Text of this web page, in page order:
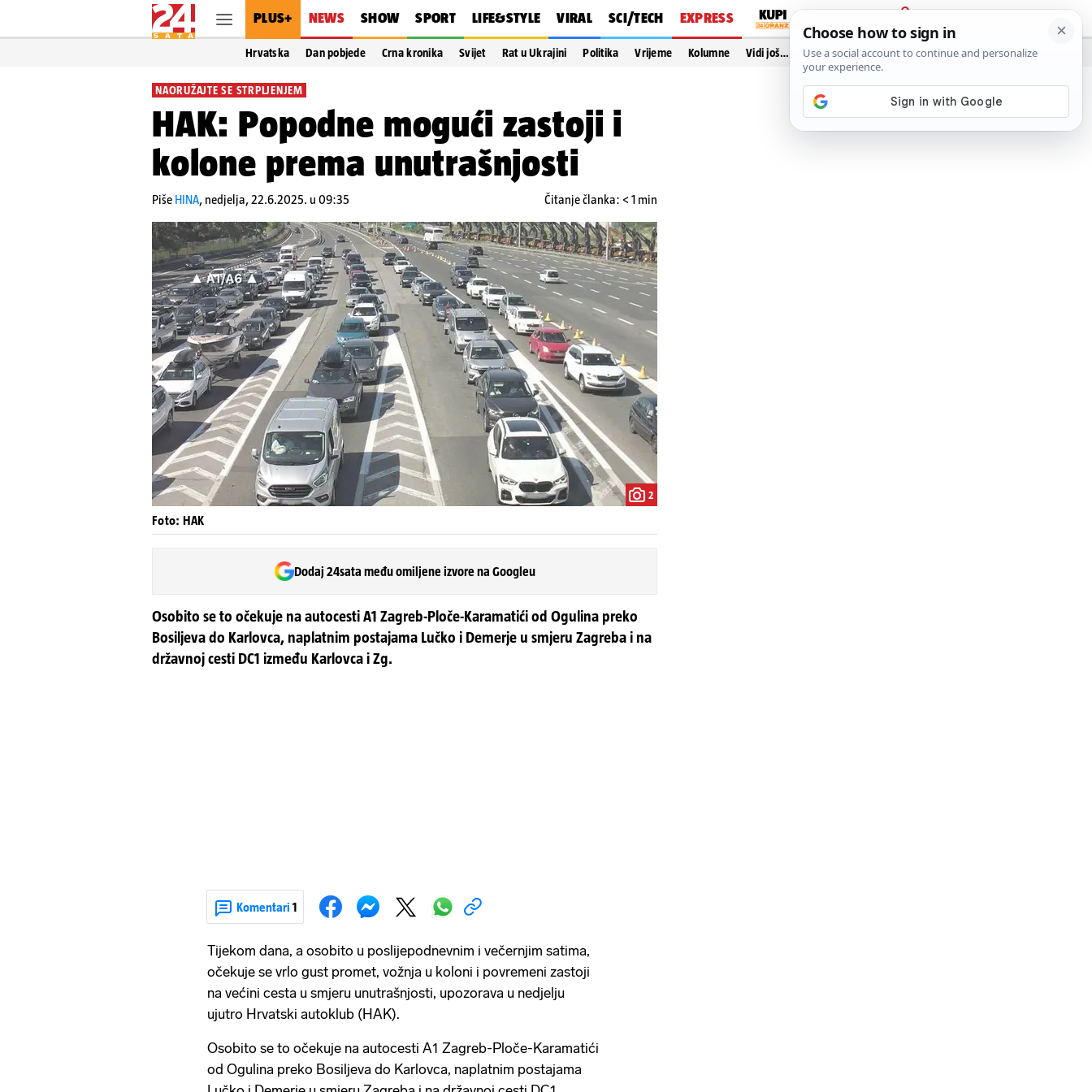
PLUS+ NEWS SHOW SPORT LIFE&STYLE VIRAL SCI/TECH EXPRESS
PRIJAVA
Hrvatska Dan pobjede Crna kronika Svijet Rat u Ukrajini Politika Vrijeme Kolumne Vidi još…
NAORUŽAJTE SE STRPLJENJEM
HAK: Popodne mogući zastoji i
kolone prema unutrašnjosti
Piše HINA, nedjelja, 22.6.2025. u 09:35 Čitanje članka: < 1 min
2
Foto: HAK
Dodaj 24sata među omiljene izvore na Googleu
Osobito se to očekuje na autocesti A1 Zagreb-Ploče-Karamatići od Ogulina preko
Bosiljeva do Karlovca, naplatnim postajama Lučko i Demerje u smjeru Zagreba i na
državnoj cesti DC1 između Karlovca i Zg.
Komentari 1
Tijekom dana, a osobito u poslijepodnevnim i večernjim satima,
očekuje se vrlo gust promet, vožnja u koloni i povremeni zastoji
na većini cesta u smjeru unutrašnjosti, upozorava u nedjelju
ujutro Hrvatski autoklub (HAK).
Osobito se to očekuje na autocesti A1 Zagreb-Ploče-Karamatići
od Ogulina preko Bosiljeva do Karlovca, naplatnim postajama